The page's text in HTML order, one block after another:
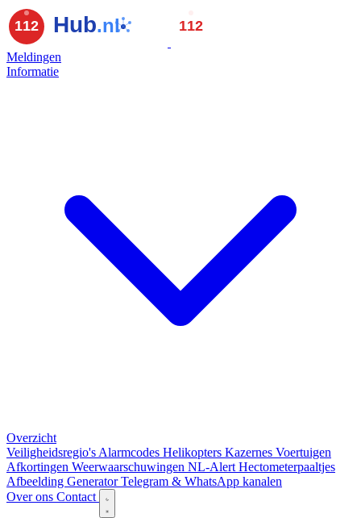
Meldingen
Informatie
Overzicht
Veiligheidsregio's Alarmcodes Helikopters Kazernes Voertuigen
Afkortingen Weerwaarschuwingen NL-Alert Hectometerpaaltjes
Afbeelding GeneratorTelegram & WhatsApp kanalen
Over ons Contact